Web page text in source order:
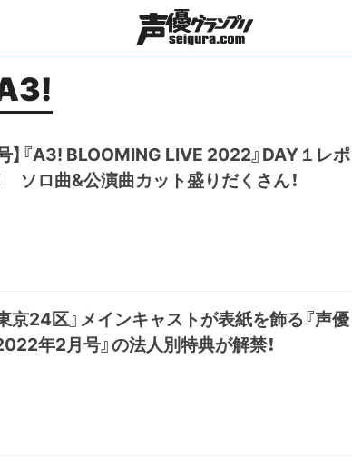
】『A3! BLOOMING LIVE 2022』DAY１レポ
ソロ曲&公演曲カット盛りだくさん！
京24区』メインキャストが表紙を飾る『声優
年2月号』の法人別特典が解禁！